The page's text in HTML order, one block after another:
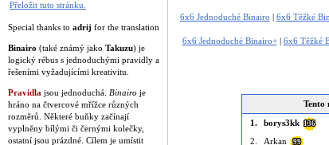
Přeložit tuto stránku.
Special thanks to adrij for the translation
Binairo (také známý jako Takuzu) je
logický rébus s jednoduchými pravidly a
řešeními vyžadujícími kreativitu.
Pravidla jsou jednoduchá. Binairo je
hráno na čtvercové mřížce různých
rozměrů. Některé buňky začínají
vyplněny bílými či černými kolečky,
ostatní jsou prázdné. Cílem je umístit
6x6 Jednoduché Binairo | 6x6 Těžké
6x6 Jednoduché Binairo+| 6x6 Těžké
Tento
1.
borys3kk 136
2.
Arkan 99